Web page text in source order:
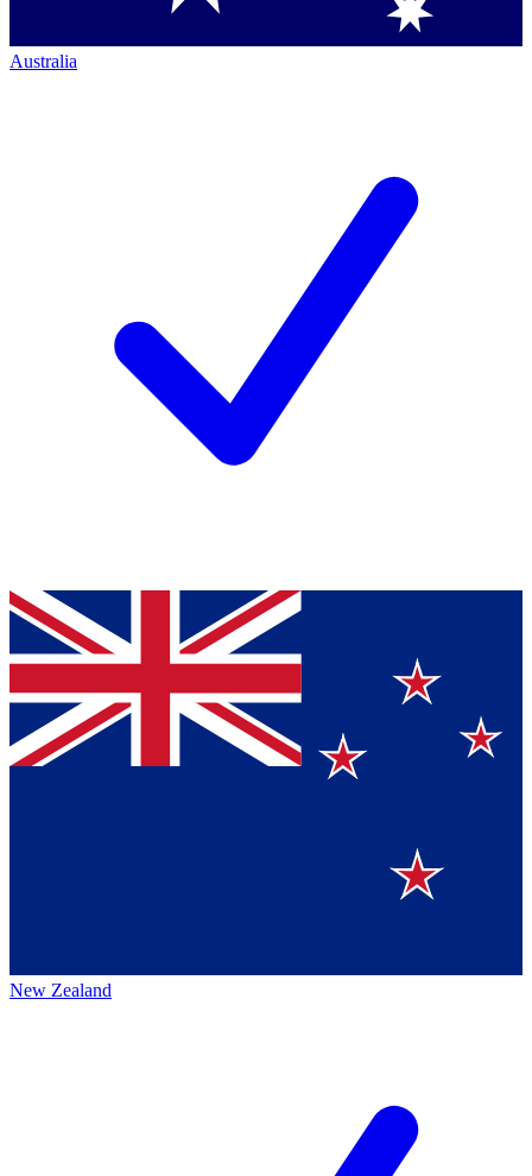
Australia
New Zealand